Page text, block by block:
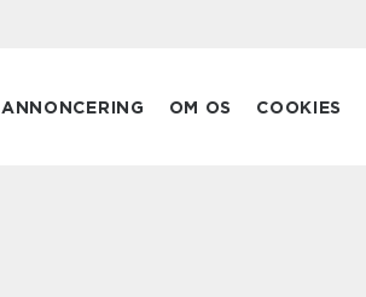
ANNONCERING OM OS COOKIES